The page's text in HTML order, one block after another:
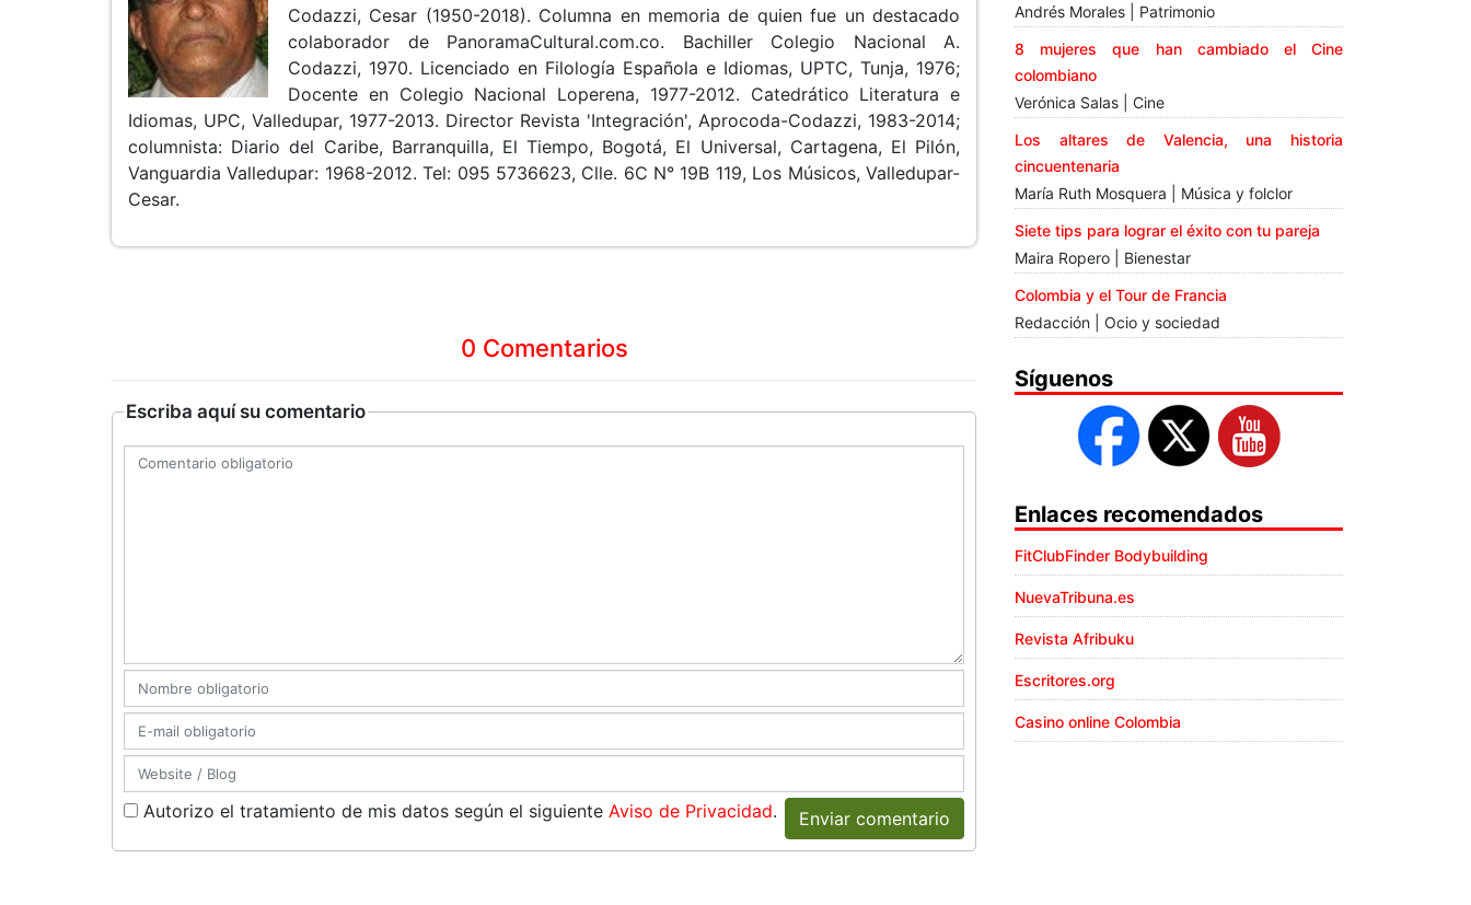
Codazzi, Cesar (1950-2018). Columna en memoria de quien fue un destacado
colaborador de PanoramaCultural.com.co. Bachiller Colegio Nacional A.
Codazzi, 1970. Licenciado en Filología Española e Idiomas, UPTC, Tunja, 1976;
Docente en Colegio Nacional Loperena, 1977-2012. Catedrático Literatura e
Idiomas, UPC, Valledupar, 1977-2013. Director Revista 'Integración', Aprocoda-Codazzi, 1983-2014;
columnista: Diario del Caribe, Barranquilla, El Tiempo, Bogotá, El Universal, Cartagena, El Pilón,
Vanguardia Valledupar: 1968-2012. Tel: 095 5736623, Clle. 6C N° 19B 119, Los Músicos, Valledupar-
Cesar.
0 Comentarios
Escriba aquí su comentario
Autorizo el tratamiento de mis datos según el siguiente Aviso de Privacidad. Enviar comentario
Andrés Morales | Patrimonio
8 mujeres que han cambiado el Cine
colombiano
Verónica Salas | Cine
Los altares de Valencia, una historia
cincuentenaria
María Ruth Mosquera | Música y folclor
Siete tips para lograr el éxito con tu pareja
Maira Ropero | Bienestar
Colombia y el Tour de Francia
Redacción | Ocio y sociedad
Síguenos
Enlaces recomendados
FitClubFinder Bodybuilding
NuevaTribuna.es
Revista Afribuku
Escritores.org
Casino online Colombia